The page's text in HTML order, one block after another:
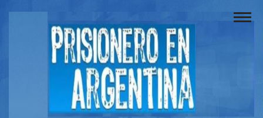
Buscador
Documentos